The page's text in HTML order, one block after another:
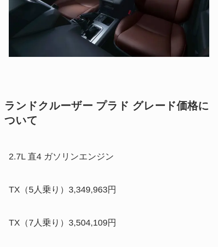
ランドクルーザー プラド グレード価格に
ついて
2.7L 直4 ガソリンエンジン
TX（5人乗り）3,349,963円
TX（7人乗り）3,504,109円